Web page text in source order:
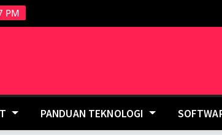
PM
PANDUAN TEKNOLOGI